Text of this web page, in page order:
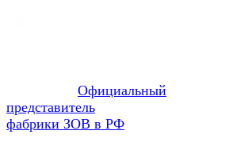
Официальный
представитель
фабрики ЗОВ в РФ